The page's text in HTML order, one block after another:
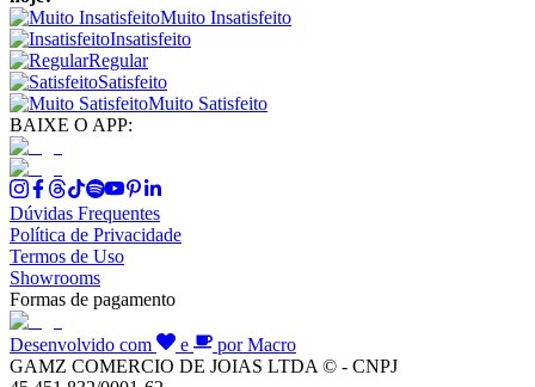
Muito Insatisfeito
Insatisfeito
Regular
Satisfeito
Muito Satisfeito
BAIXE O APP:
Dúvidas Frequentes
Política de Privacidade
Termos de Uso
Showrooms
Formas de pagamento
Desenvolvido com e
por Macro
GAMZ COMERCIO DE JOIAS LTDA © - CNPJ